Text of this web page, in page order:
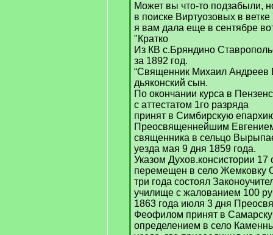
Может вы что-то подзабыли,
в поиске Виртуозовых в
я вам дала еще в сентябре
"Кратко
Из КВ с.Бряндино
за 1892 год.
“Священник Михаил Андреев
дьяконский сын.
По окончании курса в
с аттестатом 1го разряда
принят в Симбирскую
Преосвященнейшим
священника в сельцо
уезда мая 9 дня 1859 года.
Указом Духов.консистории 17
перемещен в село Жемковку
три года состоял
училище с жалованием 100
1863 года июля 3 дня
Феофилом принят в
определением в село